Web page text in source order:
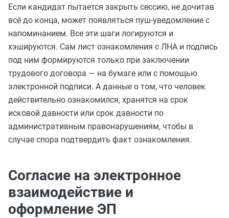
Если кандидат пытается закрыть сессию, не дочитав
всё до конца, может появляться пуш-уведомление с
напоминанием. Все эти шаги логируются и
хэшируются. Сам лист ознакомления с ЛНА и подпись
под ним формируются только при заключении
трудового договора — на бумаге или с помощью
электронной подписи. А данные о том, что человек
действительно ознакомился, хранятся на срок
исковой давности или срок давности по
административным правонарушениям, чтобы в
случае спора подтвердить факт ознакомления.
Согласие на электронное
взаимодействие и
оформление ЭП